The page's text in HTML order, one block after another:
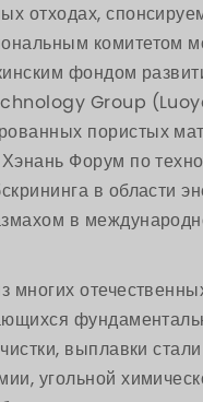
отходах,
комитетом
фондом
Group
пористых
Форум по
в области
в
выплавки
угольной